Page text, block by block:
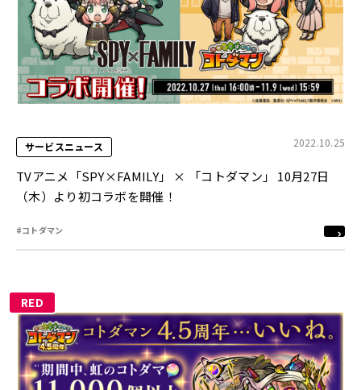
サービスニュース 2022.10.25
TVアニメ「SPY×FAMILY」 × 「コトダマン」 10月27日
（木）より初コラボを開催！
#コトダマン
RED